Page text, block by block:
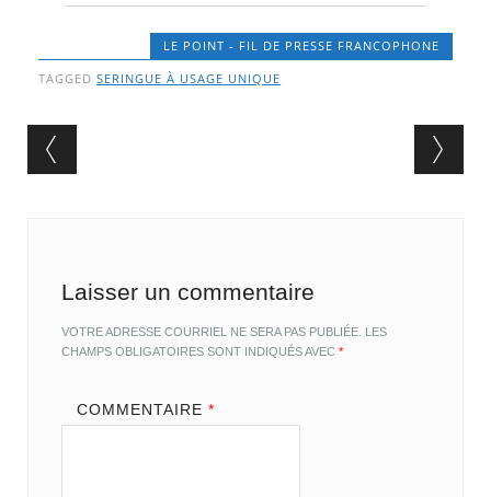
LE POINT - FIL DE PRESSE FRANCOPHONE
TAGGEDSERINGUE À USAGE UNIQUE
Post navigation
Laisser un commentaire
VOTRE ADRESSE COURRIEL NE SERA PAS PUBLIÉE. LES
CHAMPS OBLIGATOIRES SONT INDIQUÉS AVEC*
COMMENTAIRE *